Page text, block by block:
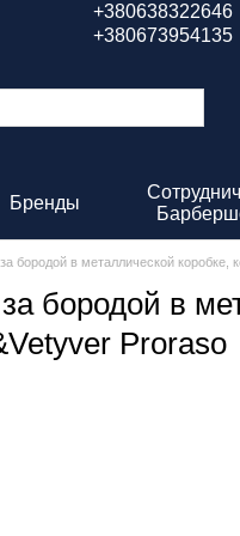
+380638322646
+380673954135
Бренды
бородой в металлической коробке,
бородой в
Proraso